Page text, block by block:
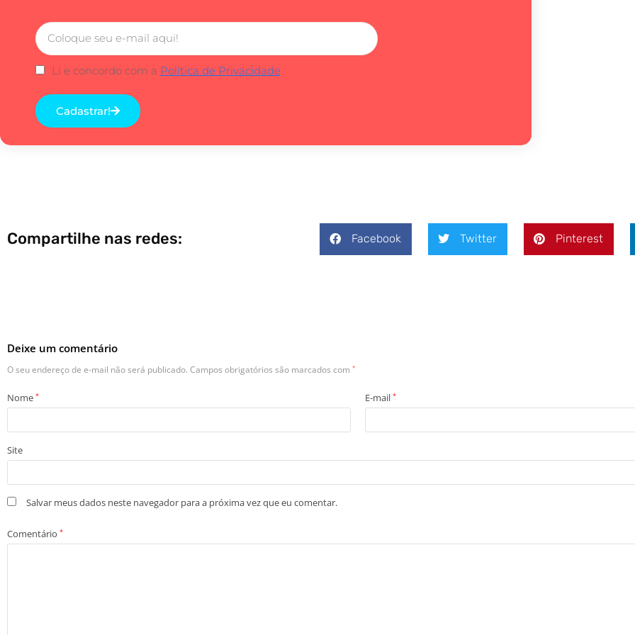
Li e concordo com a Política de Privacidade
Cadastrar!
Compartilhe nas redes: Facebook Twitter Pinterest
Deixe um comentário
O seu endereço de e-mail não será publicado. Campos obrigatórios são marcados com *
Nome * E-mail *
Site
Salvar meus dados neste navegador para a próxima vez que eu comentar.
Comentário *